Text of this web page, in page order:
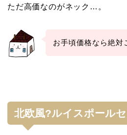
ただ高価なのがネック…。
お手頃価格なら絶
北欧風?ルイスポール